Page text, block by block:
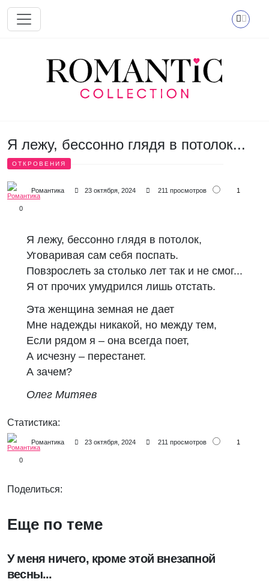
Перейти к основному содержанию
Я лежу, бессонно глядя в потолок...
ОТКРОВЕНИЯ
Романтика 23 октября, 2024 211 просмотров 1
0
Я лежу, бессонно глядя в потолок,
Уговаривая сам себя поспать.
Повзрослеть за столько лет так и не смог...
Я от прочих умудрился лишь отстать.
Эта женщина земная не дает
Мне надежды никакой, но между тем,
Если рядом я – она всегда поет,
А исчезну – перестанет.
А зачем?
Олег Митяев
Статистика:
Романтика 23 октября, 2024 211 просмотров 1
0
Поделиться:
Еще по теме
У меня ничего, кроме этой внезапной
весны...